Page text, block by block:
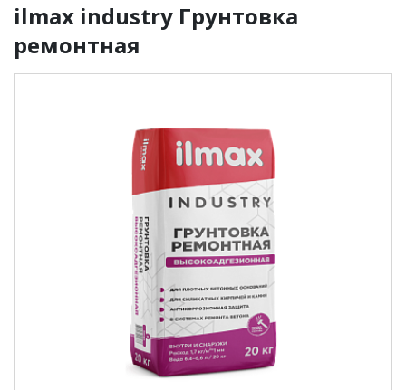
ilmax industry Грунтовка
ремонтная